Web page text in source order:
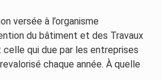
électronique
versée à l’organisme
du bâtiment et des Travaux
qui due par les entreprises
chaque année. À quelle